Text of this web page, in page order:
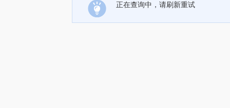
正在查询中，请刷新重试